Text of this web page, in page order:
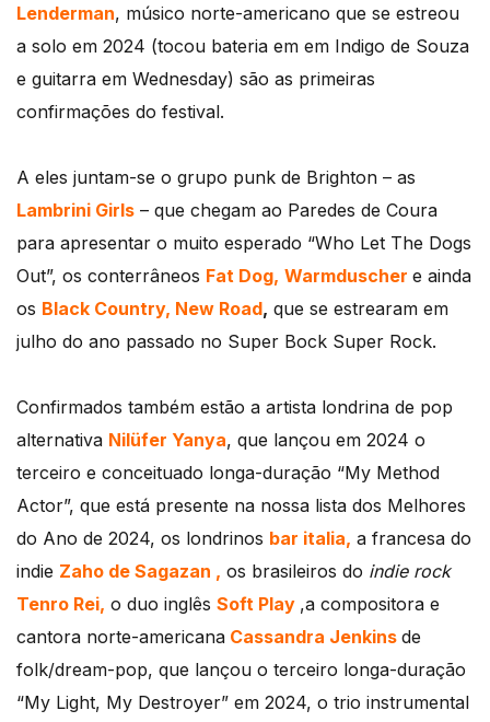
Lenderman, músico norte-americano que se estreou
a solo em 2024 (tocou bateria em em Indigo de Souza
e guitarra em Wednesday) são as primeiras
confirmações do festival.
A eles juntam-se o grupo punk de Brighton – as
Lambrini Girls – que chegam ao Paredes de Coura
para apresentar o muito esperado “Who Let The Dogs
Out”, os conterrâneos Fat Dog, Warmduscher e ainda
os Black Country, New Road, que se estrearam em
julho do ano passado no Super Bock Super Rock.
Confirmados também estão a artista londrina de pop
alternativa Nilüfer Yanya, que lançou em 2024 o
terceiro e conceituado longa-duração “My Method
Actor”, que está presente na nossa lista dos Melhores
do Ano de 2024, os londrinos bar italia, a francesa do
indie Zaho de Sagazan , os brasileiros do indie rock
Tenro Rei, o duo inglês Soft Play ,a compositora e
cantora norte-americana Cassandra Jenkins de
folk/dream-pop, que lançou o terceiro longa-duração
“My Light, My Destroyer” em 2024, o trio instrumental